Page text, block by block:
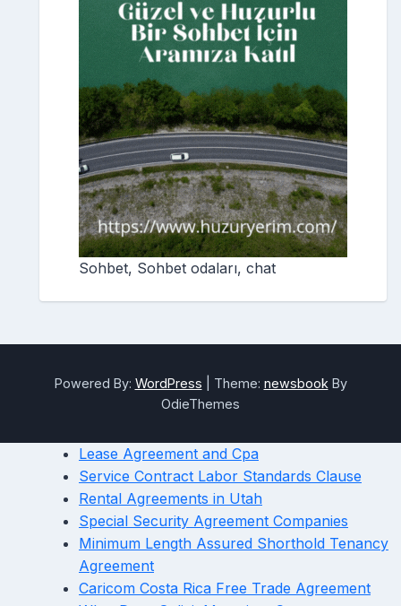
Sohbet, Sohbet odaları, chat
Powered By: WordPress Theme: newsbook By
OdieThemes
Lease Agreement and Cpa
Service Contract Labor Standards Clause
Rental Agreements in Utah
Special Security Agreement Companies
Minimum Length Assured Shorthold Tenancy
Agreement
Caricom Costa Rica Free Trade Agreement